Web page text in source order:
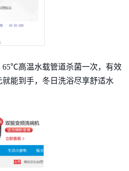
65℃高温水载管道杀菌一次，有效
能到手，冬日洗浴尽享舒适水